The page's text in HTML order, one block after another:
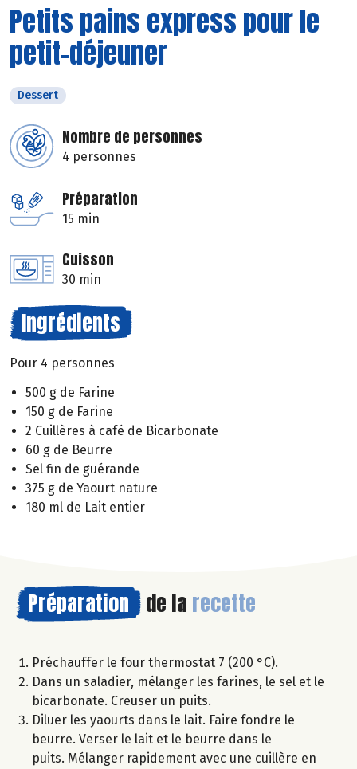
Petits pains express pour le
petit-déjeuner
Dessert
Nombre de personnes
4 personnes
Préparation
15 min
Cuisson
30 min
Ingrédients
Pour 4 personnes
500 g de Farine
150 g de Farine
2 Cuillères à café de Bicarbonate
60 g de Beurre
Sel fin de guérande
375 g de Yaourt nature
180 ml de Lait entier
Préparation de la recette
Préchauffer le four thermostat 7 (200 °C).
Dans un saladier, mélanger les farines, le sel et le
bicarbonate. Creuser un puits.
Diluer les yaourts dans le lait. Faire fondre le
beurre. Verser le lait et le beurre dans le
puits. Mélanger rapidement avec une cuillère en